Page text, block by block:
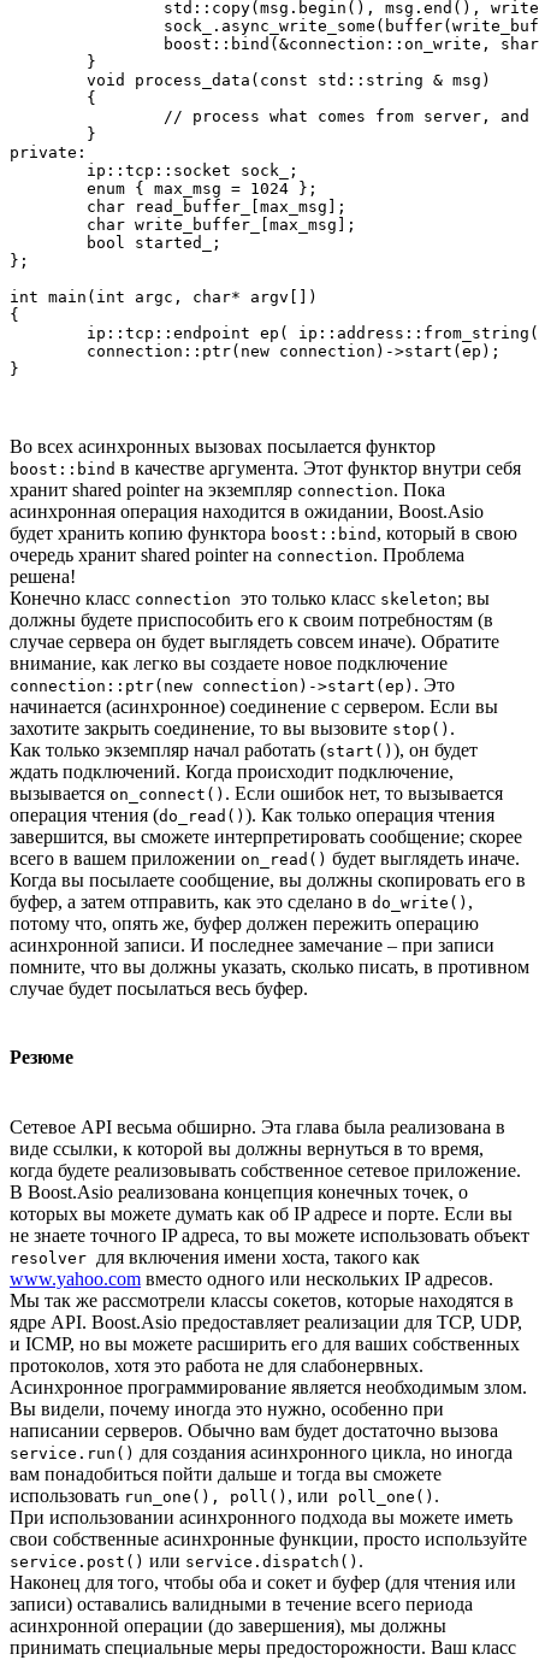
private:
};
int main(int argc, char* argv[])
{
Во всех асинхронных вызовах посылается функтор
boost::bind в качестве аргумента. Этот функтор внутри себя
хранит shared pointer на экземпляр connection. Пока
асинхронная операция находится в ожидании, Boost.Asio
будет хранить копию функтора boost::bind , который в свою
очередь хранит shared pointer на connection. Проблема
решена!
Конечно класс connection это только класс skeleton; вы
должны будете приспособить его к своим потребностям (в
случае сервера он будет выглядеть совсем иначе). Обратите
внимание, как легко вы создаете новое подключение
connection::ptr(new connection)->start(ep) . Это
начинается (асинхронное) соединение с сервером. Если вы
захотите закрыть соединение, то вы вызовите stop() .
Как только экземпляр начал работать (start() ), он будет
ждать подключений. Когда происходит подключение,
вызывается on_connect() . Если ошибок нет, то вызывается
операция чтения (do_read() ). Как только операция чтения
завершится, вы сможете интерпретировать сообщение; скорее
всего в вашем приложении on_read() будет выглядеть иначе.
Когда вы посылаете сообщение, вы должны скопировать его в
буфер, а затем отправить, как это сделано в do_write() ,
потому что, опять же, буфер должен пережить операцию
асинхронной записи. И последнее замечание – при записи
помните, что вы должны указать, сколько писать, в противном
случае будет посылаться весь буфер.
Резюме
Сетевое API весьма обширно. Эта глава была реализована в
виде ссылки, к которой вы должны вернуться в то время,
когда будете реализовывать собственное сетевое приложение.
В Boost.Asio реализована концепция конечных точек, о
которых вы можете думать как об IP адресе и порте. Если вы
не знаете точного IP адреса, то вы можете использовать объект
resolver для включения имени хоста, такого как
www.yahoo.com вместо одного или нескольких IP адресов.
Мы так же рассмотрели классы сокетов, которые находятся в
ядре API. Boost.Asio предоставляет реализации для TCP, UDP,
и ICMP, но вы можете расширить его для ваших собственных
протоколов, хотя это работа не для слабонервных.
Асинхронное программирование является необходимым злом.
Вы видели, почему иногда это нужно, особенно при
написании серверов. Обычно вам будет достаточно вызова
service.run() для создания асинхронного цикла, но иногда
вам понадобиться пойти дальше и тогда вы сможете
использовать run_one(), poll() , или poll_one() .
При использовании асинхронного подхода вы можете иметь
свои собственные асинхронные функции, просто используйте
service.post() или service.dispatch() .
Наконец для того, чтобы оба и сокет и буфер (для чтения или
записи) оставались валидными в течение всего периода
асинхронной операции (до завершения), мы должны
принимать специальные меры предосторожности. Ваш класс